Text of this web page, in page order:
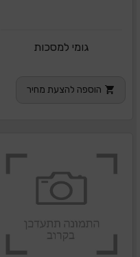
גומי למסכות
הוספה להצעת מחיר